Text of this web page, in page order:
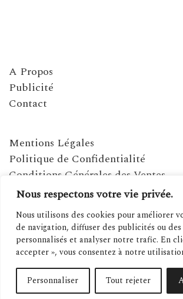
Nous respectons votre vie privée.
Nous utilisons des cookies pour améliorer
de navigation, diffuser des publicités ou des
personnalisés et analyser notre trafic. En
accepter », vous consentez à notre
Personnaliser Tout rejeter
A Propos
Publicité
Contact
Mentions Légales
Politique de Confidentialité
Conditions Générales des Ventes
©2021 MAGAZINE MÉDITERRANÉENNES - SITE